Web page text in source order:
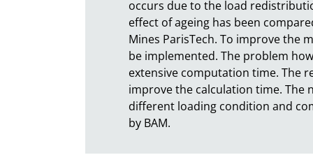
occurs due to the load
effect of ageing has been
Mines ParisTech. To improve the
be implemented. The problem
extensive computation time. The
improve the calculation time. The
different loading condition and
by BAM.